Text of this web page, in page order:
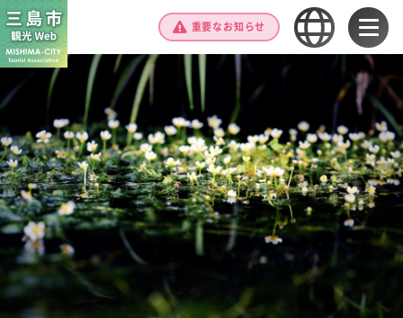
重要なお知らせ